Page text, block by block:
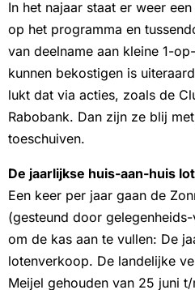
In het najaar staat er weer
op het programma en
van deelname aan kleine 1-
kunnen bekostigen is
lukt dat via acties, zoals de
Rabobank. Dan zijn ze blij
toeschuiven.
De jaarlijkse huis-aan-huis
Een keer per jaar gaan de
(gesteund door
om de kas aan te vullen: De
lotenverkoop. De landelijke
Meijel gehouden van 25 juni